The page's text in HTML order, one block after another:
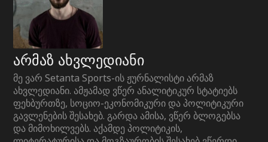
არმაზ ახვლედიანი
მე ვარ Setanta Sports-ის ჟურნალისტი არმაზ
ახვლედიანი. ამჟამად ვწერ ანალიტიკურ სტატიებს
ფეხბურთზე, სოციო-ეკონომიკური და პოლიტიკური
გავლენების შესახებ. გარდა ამისა, ვწერ ბლოგებსა
და მიმოხილვებს. აქამდე პოლიტიკის,